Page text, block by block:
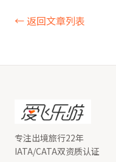
← 返回文章列表
专注出境旅行22年
IATA/CATA双资质认证